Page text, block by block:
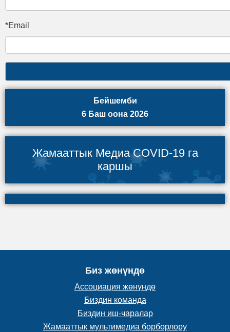
*Email
Бейшемби
6 Баш оона 2026
Жамааттык Медиа COVID-19 га
каршы
Биз жөнүндө
Ассоциация жөнүндө
Биздин команда
Биздин иш-чаралар
Жамааттык мультимедиа борборлору